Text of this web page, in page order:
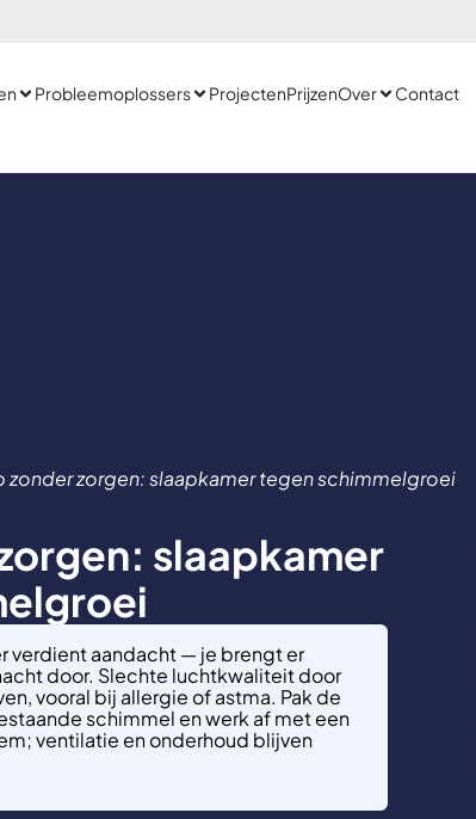
Probleemoplossers ProjectenPrijzenOver Contact
zonder zorgen: slaapkamer tegen schimmelgroei
slaapkamer
verdient aandacht — je brengt er
door. Slechte luchtkwaliteit door
vooral bij allergie of astma. Pak de
schimmel en werk af met een
ventilatie en onderhoud blijven